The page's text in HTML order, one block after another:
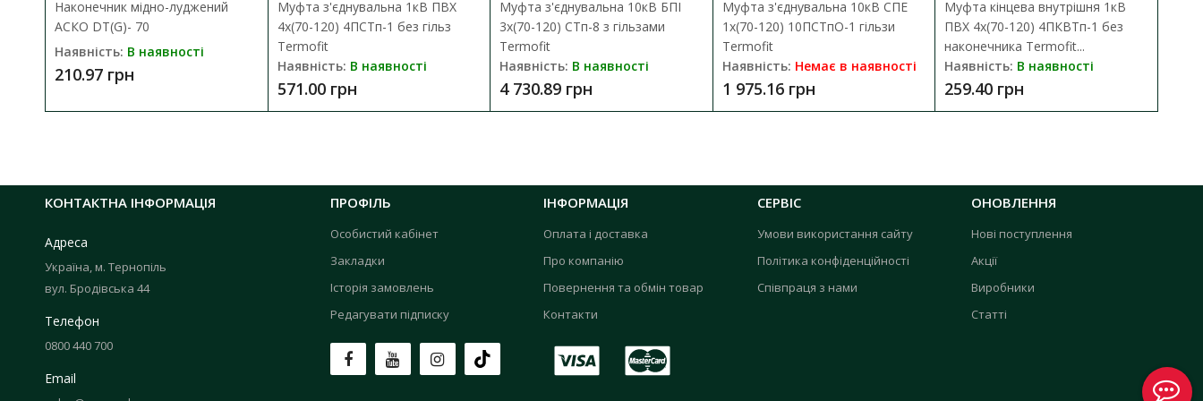
Наконечник мідно-луджений
АСКО DT(G)- 70
Наявність: В наявності
210.97 грн
Муфта з'єднувальна 1кВ ПВХ
4х(70-120) 4ПСТп-1 без гільз
Termofit
Наявність: В наявності
571.00 грн
Муфта з'єднувальна 10кВ БПІ
3х(70-120) СТп-8 з гільзами
Termofit
Наявність: В наявності
4 730.89 грн
Муфта з'єднувальна 10кВ СПЕ
1х(70-120) 10ПСТпО-1 гільзи
Termofit
Наявність: Немає в наявності
1 975.16 грн
Муфта кінцева внутрішня 1кВ
ПВХ 4х(70-120) 4ПКВТп-1 без
наконечника Termofit...
Наявність: В наявності
259.40 грн
КОНТАКТНА ІНФОРМАЦІЯ
Адреса
Україна, м. Тернопіль
вул. Бродівська 44
Телефон
0800 440 700
Email
ПРОФІЛЬ
Особистий кабінет
Закладки
Історія замовлень
Редагувати підписку
ІНФОРМАЦІЯ
Оплата і доставка
Про компанію
Повернення та обмін товар
Контакти
СЕРВІС
Умови використання сайту
Політика конфіденційності
Співпраця з нами
ОНОВЛЕННЯ
Нові поступлення
Акції
Виробники
Статті